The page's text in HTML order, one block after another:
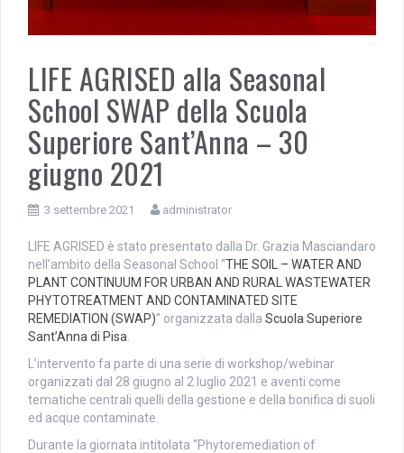
LIFE AGRISED alla Seasonal
School SWAP della Scuola
Superiore Sant’Anna – 30
giugno 2021
3 settembre 2021 administrator
LIFE AGRISED è stato presentato dalla Dr. Grazia Masciandaro
nell’ambito della Seasonal School “THE SOIL – WATER AND
PLANT CONTINUUM FOR URBAN AND RURAL WASTEWATER
PHYTOTREATMENT AND CONTAMINATED SITE
REMEDIATION (SWAP)” organizzata dalla Scuola Superiore
Sant’Anna di Pisa
L’intervento fa parte di una serie di workshop/webinar
organizzati dal 28 giugno al 2 luglio 2021 e aventi come
tematiche centrali quelli della gestione e della bonifica di suoli
ed acque contaminate.
Durante la giornata intitolata “Phytoremediation of